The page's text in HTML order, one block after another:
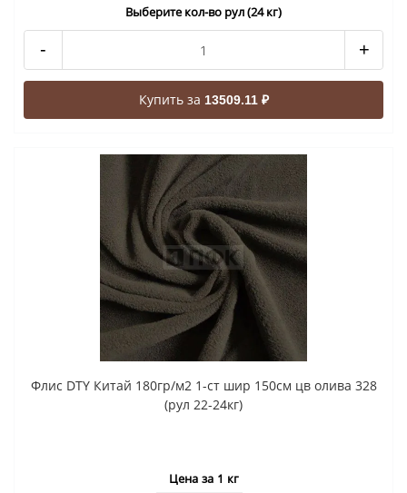
Выберите кол-во рул (24 кг)
- +
Купить за 13509.11 ₽
Флис DTY Китай 180гр/м2 1-ст шир 150см цв олива 328
(рул 22-24кг)
Цена за 1 кг